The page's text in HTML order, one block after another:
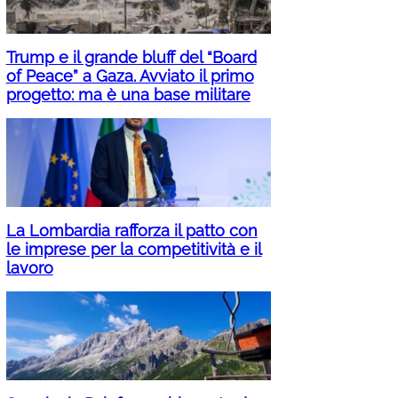
Trump e il grande bluff del “Board
of Peace” a Gaza. Avviato il primo
progetto: ma è una base militare
La Lombardia rafforza il patto con
le imprese per la competitività e il
lavoro